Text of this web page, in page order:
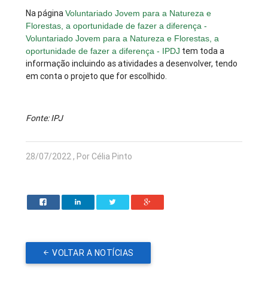
Na páginaVoluntariado Jovem para a Natureza e
Florestas, a oportunidade de fazer a diferença -
Voluntariado Jovem para a Natureza e Florestas, a
oportunidade de fazer a diferença - IPDJ tem toda a
informação incluindo as atividades a desenvolver, tendo
em conta o projeto que for escolhido.
Fonte: IPJ
28/07/2022 , Por Célia Pinto
VOLTAR A NOTÍCIAS